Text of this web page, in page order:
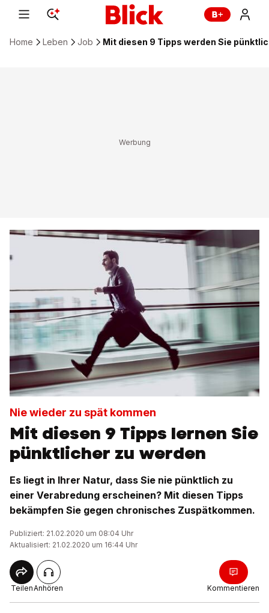
Home Leben Job Mit diesen 9 Tipps werden Sie
Nie wieder zu spät kommen
Mit diesen 9 Tipps lernen Sie
pünktlicher zu werden
Es liegt in Ihrer Natur, dass Sie nie pünktlich zu
einer Verabredung erscheinen? Mit diesen Tipps
bekämpfen Sie gegen chronisches Zuspätkommen.
Publiziert: 21.02.2020 um 08:04 Uhr
Aktualisiert: 21.02.2020 um 16:44 Uhr
TeilenAnhören Kommentieren